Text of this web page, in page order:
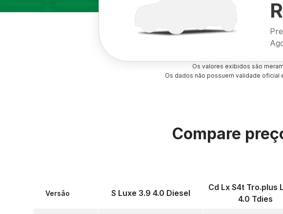
Os valores exibidos são
Os dados não possuem validade oficial
Compare
Versão S Luxe 3.9 4.0 Diesel
Cd Lx S4t Tro.plus
4.0 Tdies